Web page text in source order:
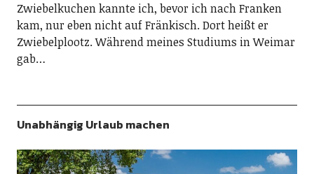
Zwiebelkuchen kannte ich, bevor ich nach Franken
kam, nur eben nicht auf Fränkisch. Dort heißt er
Zwiebelplootz. Während meines Studiums in Weimar
gab…
Unabhängig Urlaub machen